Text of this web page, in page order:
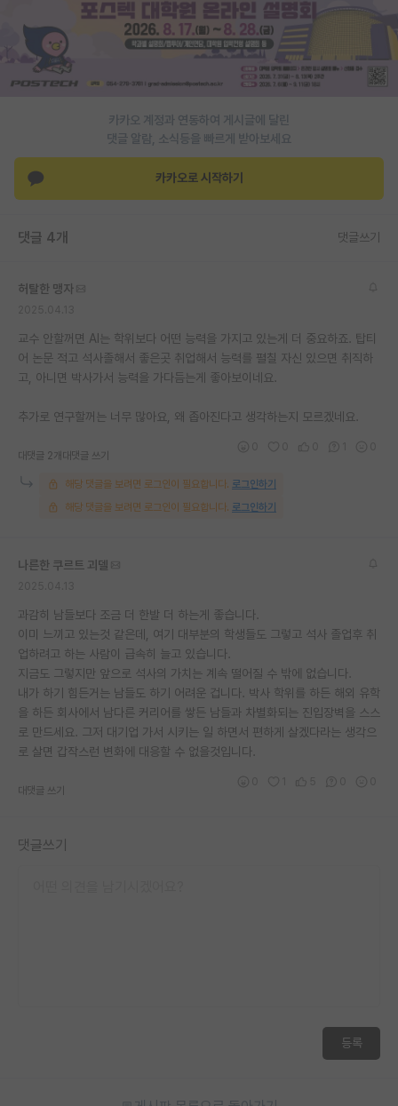
카카오 계정과 연동하여 게시글에 달린
댓글 알람, 소식등을 빠르게 받아보세요
카카오로 시작하기
댓글 4개 댓글쓰기
허탈한 맹자
교수 안할꺼면 AI는 학위보다 어떤 능력을 가지고 있는게 더 중요하죠. 탑티
어 논문 적고 석사졸해서 좋은곳 취업해서 능력를 펼칠 자신 있으면 취직하
고, 아니면 박사가서 능력을 가다듬는게 좋아보이네요.
추가로 연구할꺼는 너무 많아요, 왜 좁아진다고 생각하는지 모르겠네요.
대댓글 2개 대댓글 쓰기
해당 댓글을 보려면 로그인이 필요합니다. 로그인하기
해당 댓글을 보려면 로그인이 필요합니다. 로그인하기
나른한 쿠르트 괴델
과감히 남들보다 조금 더 한발 더 하는게 좋습니다.
이미 느끼고 있는것 같은데, 여기 대부분의 학생들도 그렇고 석사 졸업후 취
업하려고 하는 사람이 급속히 늘고 있습니다.
지금도 그렇지만 앞으로 석사의 가치는 계속 떨어질 수 밖에 없습니다.
내가 하기 힘든거는 남들도 하기 어려운 겁니다. 박사 학위를 하든 해외 유학
을 하든 회사에서 남다른 커리어를 쌓든 남들과 차별화되는 진입장벽을 스스
로 만드세요. 그저 대기업 가서 시키는 일 하면서 편하게 살겠다라는 생각으
로 살면 갑작스런 변화에 대응할 수 없을것입니다.
대댓글 쓰기
댓글쓰기
등록